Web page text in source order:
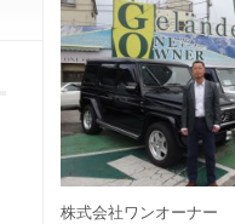
株式会社ワンオーナー